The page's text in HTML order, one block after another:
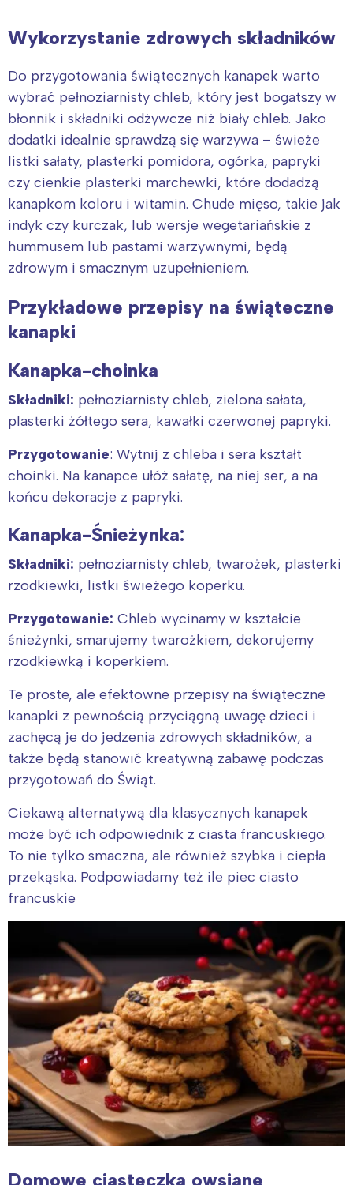
Wykorzystanie zdrowych składników
Do przygotowania świątecznych kanapek warto
wybrać pełnoziarnisty chleb, który jest bogatszy w
błonnik i składniki odżywcze niż biały chleb. Jako
dodatki idealnie sprawdzą się warzywa – świeże
listki sałaty, plasterki pomidora, ogórka, papryki
czy cienkie plasterki marchewki, które dodadzą
kanapkom koloru i witamin. Chude mięso, takie jak
indyk czy kurczak, lub wersje wegetariańskie z
hummusem lub pastami warzywnymi, będą
zdrowym i smacznym uzupełnieniem.
Przykładowe przepisy na świąteczne
kanapki
Kanapka-choinka
Składniki: pełnoziarnisty chleb, zielona sałata,
plasterki żółtego sera, kawałki czerwonej papryki.
Przygotowanie: Wytnij z chleba i sera kształt
choinki. Na kanapce ułóż sałatę, na niej ser, a na
końcu dekoracje z papryki.
Kanapka-Śnieżynka:
Składniki: pełnoziarnisty chleb, twarożek, plasterki
rzodkiewki, listki świeżego koperku.
Przygotowanie: Chleb wycinamy w kształcie
śnieżynki, smarujemy twarożkiem, dekorujemy
rzodkiewką i koperkiem.
Te proste, ale efektowne przepisy na świąteczne
kanapki z pewnością przyciągną uwagę dzieci i
zachęcą je do jedzenia zdrowych składników, a
także będą stanowić kreatywną zabawę podczas
przygotowań do Świąt.
Ciekawą alternatywą dla klasycznych kanapek
może być ich odpowiednik z ciasta francuskiego.
To nie tylko smaczna, ale również szybka i ciepła
przekąska. Podpowiadamy też ile piec ciasto
francuskie
Domowe ciasteczka owsiane